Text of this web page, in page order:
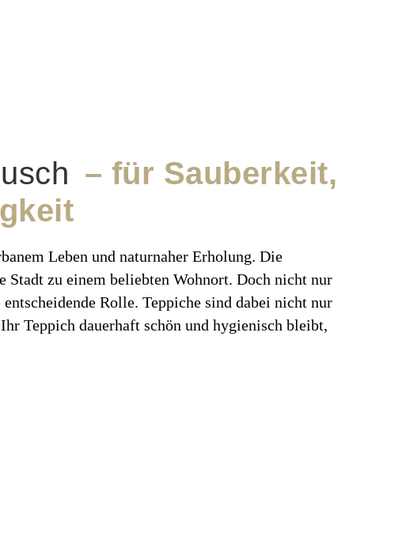
– für Sauberkeit,
Leben und naturnaher Erholung. Die
zu einem beliebten Wohnort. Doch nicht nur
Rolle. Teppiche sind dabei nicht nur
Teppich dauerhaft schön und hygienisch bleibt,